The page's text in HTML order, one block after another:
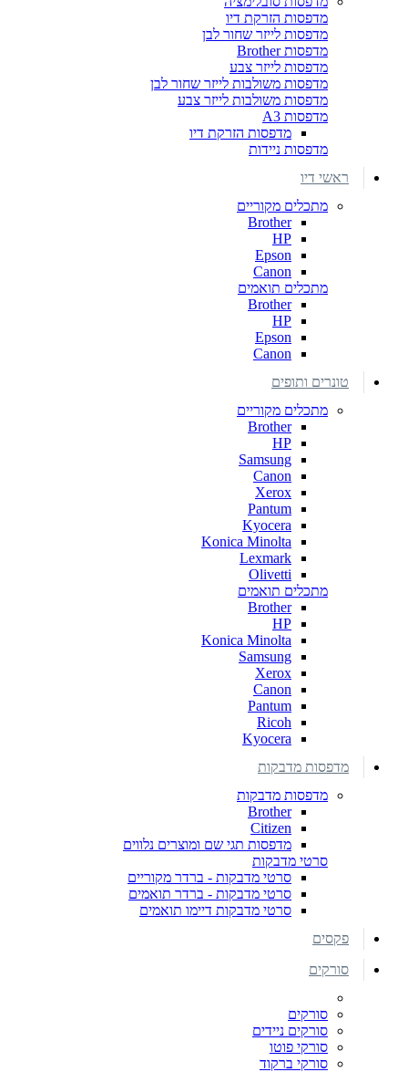
מדפסות הזרקת דיו
מדפסות לייזר שחור לבן
מדפסות Brother
מדפסות לייזר צבע
מדפסות משולבות לייזר שחור לבן
מדפסות משולבות לייזר צבע
מדפסות A3
מדפסות הזרקת דיו
מדפסות ניידות
ראשי דיו
מתכלים מקוריים
Brother
HP
Epson
Canon
מתכלים תואמים
Brother
HP
Epson
Canon
טונרים ותופים
מתכלים מקוריים
Brother
HP
Samsung
Canon
Xerox
Pantum
Kyocera
Konica Minolta
Lexmark
Olivetti
מתכלים תואמים
Brother
HP
Konica Minolta
Samsung
Xerox
Canon
Pantum
Ricoh
Kyocera
מדפסות מדבקות
מדפסות מדבקות
Brother
Citizen
מדפסות תגי שם ומוצרים נלווים
סרטי מדבקות
סרטי מדבקות - ברדר מקוריים
סרטי מדבקות - ברדר תואמים
סרטי מדבקות דיימו תואמים
פקסים
סורקים
סורקים
סורקים ניידים
סורקי פוטו
סורקי ברקוד